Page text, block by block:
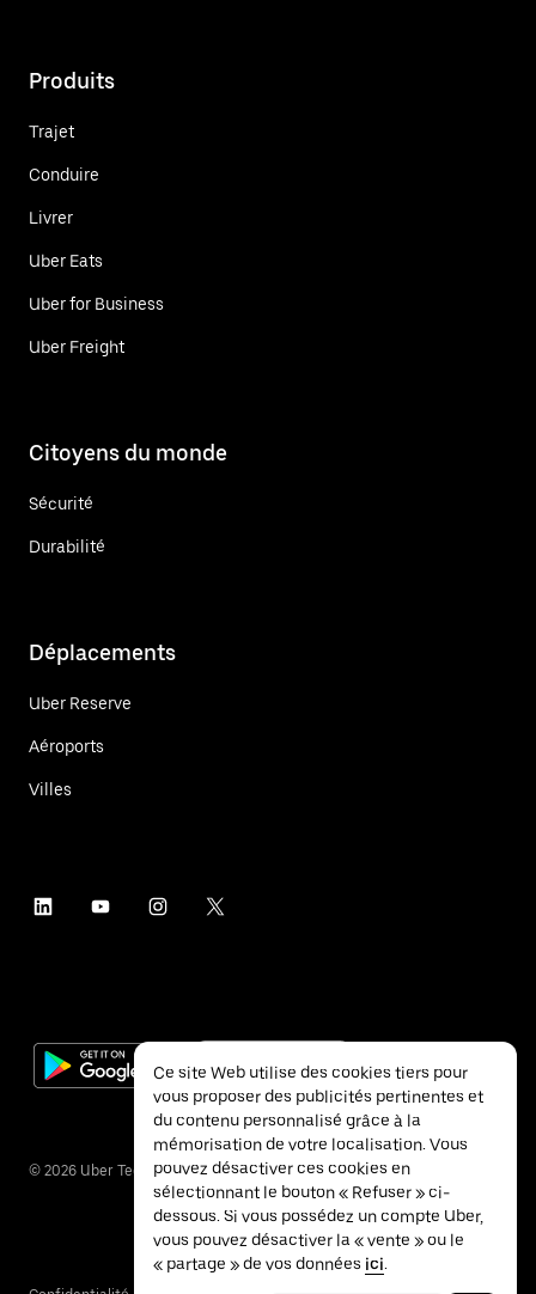
Produits
Trajet
Conduire
Livrer
Uber Eats
Uber for Business
Uber Freight
Citoyens du monde
Sécurité
Durabilité
Déplacements
Uber Reserve
Aéroports
Villes
© 2026 Uber Technologies Inc.
Ce site Web utilise des cookies tiers pour
vous proposer des publicités pertinentes et
du contenu personnalisé grâce à la
mémorisation de votre localisation. Vous
pouvez désactiver ces cookies en
sélectionnant le bouton « Refuser » ci-
dessous. Si vous possédez un compte Uber,
vous pouvez désactiver la « vente » ou le
« partage » de vos données ici.